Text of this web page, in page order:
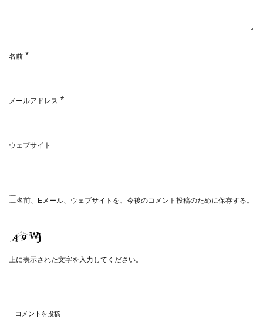
名前 *
メールアドレス *
ウェブサイト
名前、Eメール、ウェブサイトを、今後のコメント投稿のために保存する。
上に表示された文字を入力してください。